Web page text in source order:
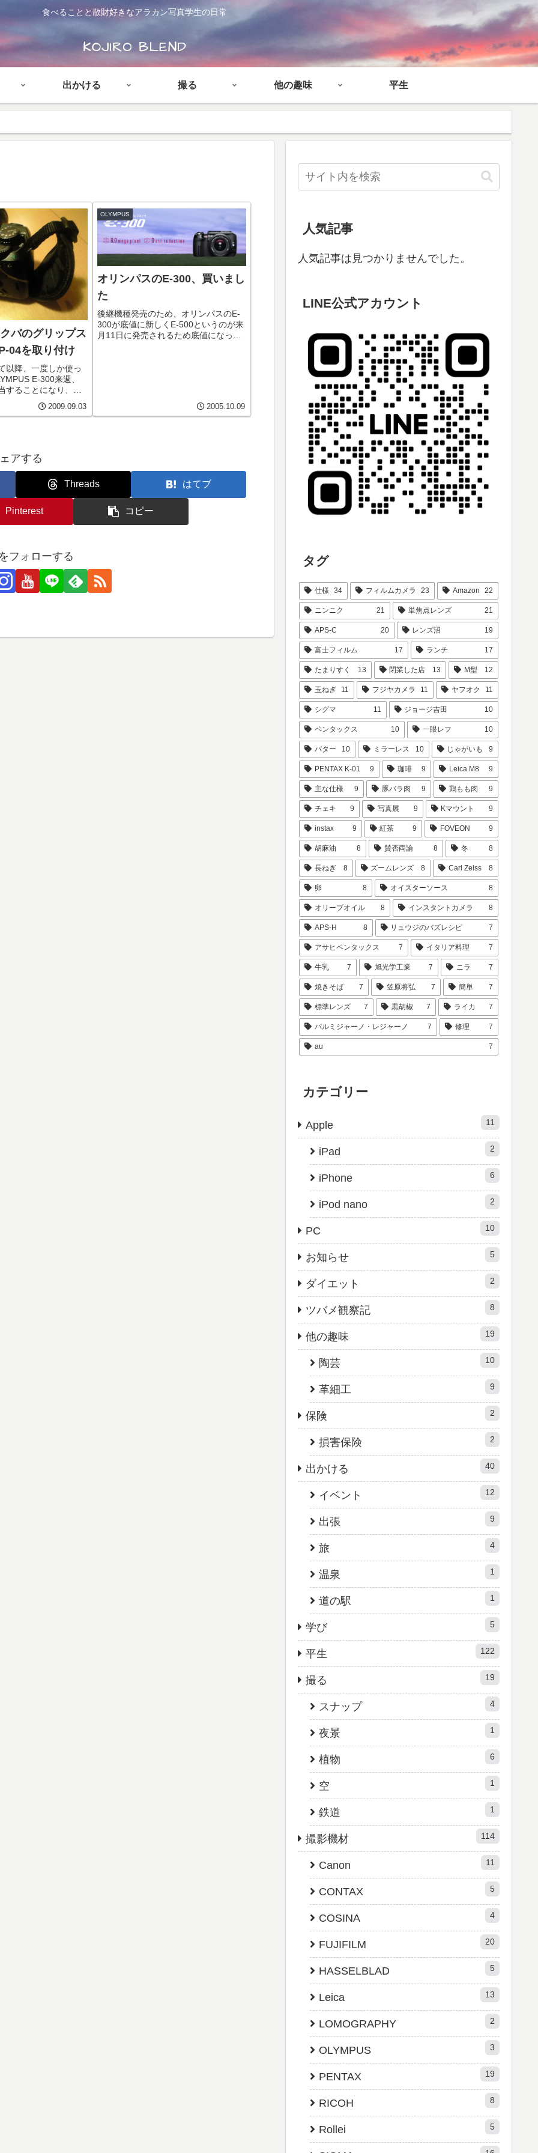
食べることと散財好きなアラカン写真学生の日常
出かける 撮る 他の趣味 平生
バのグリップス
04を取り付け
以降、一度しか使っ
E-300来週、
することになり、数
降、一度しか使って
E-300も出動す
2009.09.03
OLYMPUS
オリンパスのE-300、買いまし
た
後継機種発売のため、オリンパスのE-
300が底値に新しくE-500というのが来
月11日に発売されるため底値になって
2005.10.09
アする
Threads はてブ
Pinterest コピー
フォローする
人気記事
人気記事は見つかりませんでした。
LINE公式アカウント
タグ
仕様 34 フィルムカメラ 23 Amazon 22
ニンニク 21 単焦点レンズ 21
APS-C 20 レンズ沼 19
富士フィルム 17 ランチ 17
たまりすく 13 閉業した店 13 M型 12
玉ねぎ 11 フジヤカメラ 11 ヤフオク 11
シグマ 11 ジョージ吉田 10
ペンタックス 10 一眼レフ 10
バター 10 ミラーレス 10 じゃがいも 9
PENTAX K-01 9 珈琲 9 Leica M8 9
主な仕様 9 豚バラ肉 9 鶏もも肉 9
チェキ 9 写真展 9 Kマウント 9
instax 9 紅茶 9 FOVEON 9
胡麻油 8 賛否両論 8 冬 8
長ねぎ 8 ズームレンズ 8 Carl Zeiss 8
卵 8 オイスターソース 8
オリーブオイル 8 インスタントカメラ 8
APS-H 8 リュウジのバズレシピ 7
アサヒペンタックス 7 イタリア料理 7
牛乳 7 旭光学工業 7 ニラ 7
焼きそば 7 笠原将弘 7 簡単 7
標準レンズ 7 黒胡椒 7 ライカ 7
パルミジャーノ・レジャーノ 7 修理 7
au 7
カテゴリー
Apple 11
iPad 2
iPhone 6
iPod nano 2
PC 10
お知らせ 5
ダイエット 2
ツバメ観察記 8
他の趣味 19
陶芸 10
革細工 9
保険 2
損害保険 2
出かける 40
イベント 12
出張 9
旅 4
温泉 1
道の駅 1
学び 5
平生 122
撮る 19
スナップ 4
夜景 1
植物 6
空 1
鉄道 1
撮影機材 114
Canon 11
CONTAX 5
COSINA 4
FUJIFILM 20
HASSELBLAD 5
Leica 13
LOMOGRAPHY 2
OLYMPUS 3
PENTAX 19
RICOH 8
Rollei 5